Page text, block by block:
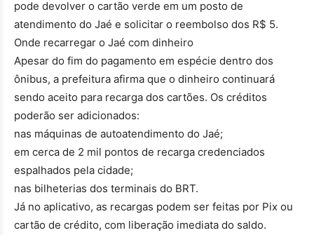
pode devolver o cartão verde em um posto de
atendimento do Jaé e solicitar o reembolso dos R$ 5.
Onde recarregar o Jaé com dinheiro
Apesar do fim do pagamento em espécie dentro dos
ônibus, a prefeitura afirma que o dinheiro continuará
sendo aceito para recarga dos cartões. Os créditos
poderão ser adicionados:
nas máquinas de autoatendimento do Jaé;
em cerca de 2 mil pontos de recarga credenciados
espalhados pela cidade;
nas bilheterias dos terminais do BRT.
Já no aplicativo, as recargas podem ser feitas por Pix ou
cartão de crédito, com liberação imediata do saldo.